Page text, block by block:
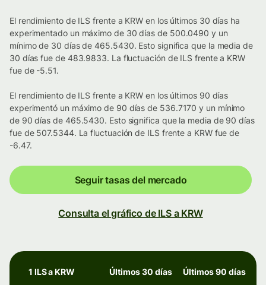
El rendimiento de ILS frente a KRW en los últimos 30 días ha
experimentado un máximo de 30 días de 500.0490 y un
mínimo de 30 días de 465.5430. Esto significa que la media de
30 días fue de 483.9833. La fluctuación de ILS frente a KRW
fue de -5.51.
El rendimiento de ILS frente a KRW en los últimos 90 días
experimentó un máximo de 90 días de 536.7170 y un mínimo
de 90 días de 465.5430. Esto significa que la media de 90 días
fue de 507.5344. La fluctuación de ILS frente a KRW fue de
-6.47.
Seguir tasas del mercado
Consulta el gráfico de ILS a KRW
1 ILS a KRW Últimos 30 días Últimos 90 días